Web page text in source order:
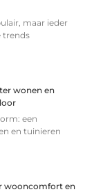
maar ieder
trends
wonen en
een
en tuinieren
wooncomfort en